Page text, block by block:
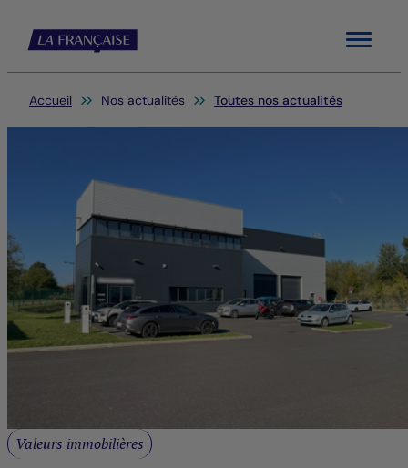
Menu
Vous êtes ici:
Accueil Nos actualités Toutes nos actualités
Valeurs immobilières